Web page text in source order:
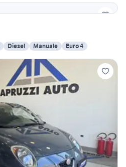
Diesel Manuale Euro 4